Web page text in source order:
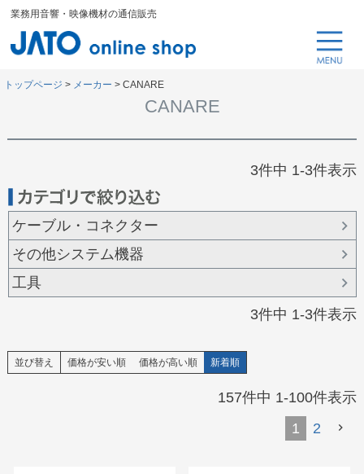
業務用音響・映像機材の通信販売
トップページ メーカー CANARE
CANARE
3件中 1-3件表示
ケーブル・コネクター
その他システム機器
工具
3件中 1-3件表示
並び替え 価格が安い順 価格が高い順 新着順
157件中 1-100件表示
1
2